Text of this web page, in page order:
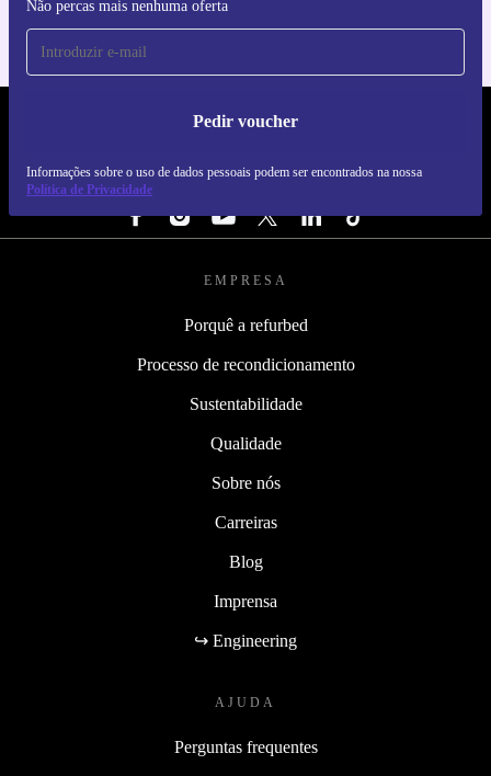
Não percas mais nenhuma oferta
Pedir voucher
Informações sobre o uso de dados pessoais podem ser encontrados na nossa
Política de Privacidade
REFURBED PORTUGAL - RETHINK NEW.
SEGUE-NOS
EMPRESA
Porquê a refurbed
Processo de recondicionamento
Sustentabilidade
Qualidade
Sobre nós
Carreiras
Blog
Imprensa
↪ Engineering
AJUDA
Perguntas frequentes